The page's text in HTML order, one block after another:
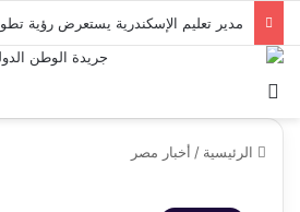
الرئيسية / أخبار مصر